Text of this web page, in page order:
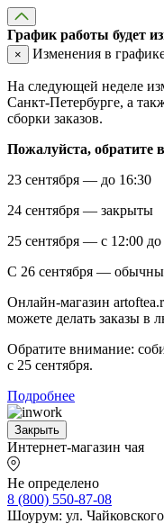
График работы будет
×
Изменения в
На следующей неделе
Санкт-Петербурге, а
сборки заказов.
Пожалуйста, обратите
23 сентября — до 16:30
24 сентября — закрыты
25 сентября — с 12:00
С 26 сентября —
Онлайн-магазин
можете делать заказы в
Обратите внимание:
с 25 сентября.
Подробнее
Закрыть
Интернет-магазин чая
Не определено
8 (800) 550-87-08
Шоурум: ул.